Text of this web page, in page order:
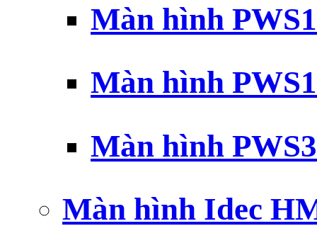
Màn hình
Màn hình
Màn hình
Màn hình Idec